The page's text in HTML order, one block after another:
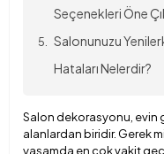
Seçenekleri Öne
Salonunuzu
Hataları Nelerdir?
Salon dekorasyonu, evin
alanlardan biridir. Gerek
yaşamda en çok vakit